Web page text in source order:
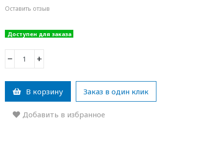
Оставить отзыв
Доступен для заказа
− +
В корзину Заказ в один клик
Добавить в избранное